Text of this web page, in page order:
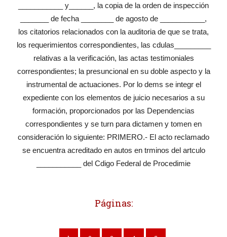
___________ y______, la copia de la orden de inspección
_______ de fecha ________ de agosto de ___________,
los citatorios relacionados con la auditoria de que se trata,
los requerimientos correspondientes, las cdulas_________
relativas a la verificación, las actas testimoniales
correspondientes; la presuncional en su doble aspecto y la
instrumental de actuaciones. Por lo dems se integr el
expediente con los elementos de juicio necesarios a su
formación, proporcionados por las Dependencias
correspondientes y se turn para dictamen y tomen en
consideración lo siguiente: PRIMERO.- El acto reclamado
se encuentra acreditado en autos en trminos del artculo
___________ del Cdigo Federal de Procedimie
Páginas: